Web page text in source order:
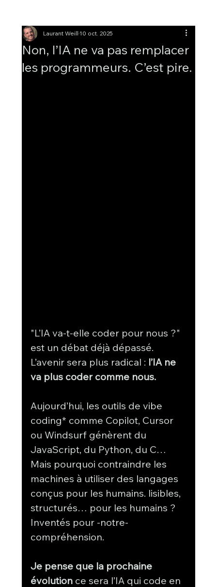
Non, l’IA ne va pas remplacer
les programmeurs. C’est pire.
Laurant Weill10 oct. 2025
"L’IA va-t-elle coder pour nous ?"
est un débat déjà dépassé.
L’avenir sera plus radical : l’IA ne
va plus coder comme nous.
Aujourd’hui, les outils de vibe
coding* comme Copilot, Cursor
ou Windsurf génèrent du
JavaScript, du Python, du C…
Mais pourquoi contraindre les
machines à utiliser des langages
conçus pour les humains. lisibles,
structurés… pour les humains ?
Inventés pour -notre-
compréhension.
Je pense que la prochaine
évolution ce sera l’IA qui code en